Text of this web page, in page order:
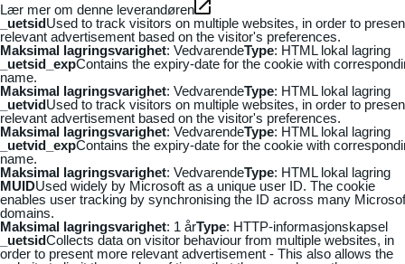
Lær mer om denne leverandøren
_uetsidUsed to track visitors on multiple websites, in order to
relevant advertisement based on the visitor's preferences.
Maksimal lagringsvarighet: VedvarendeType: HTML lokal lagring
_uetsid_expContains the expiry-date for the cookie with
name.
Maksimal lagringsvarighet: VedvarendeType: HTML lokal lagring
_uetvidUsed to track visitors on multiple websites, in order to
relevant advertisement based on the visitor's preferences.
Maksimal lagringsvarighet: VedvarendeType: HTML lokal lagring
_uetvid_expContains the expiry-date for the cookie with
name.
Maksimal lagringsvarighet: VedvarendeType: HTML lokal lagring
MUIDUsed widely by Microsoft as a unique user ID. The cookie
enables user tracking by synchronising the ID across many
domains.
Maksimal lagringsvarighet: 1 årType: HTTP-informasjonskapsel
_uetsidCollects data on visitor behaviour from multiple websites, in
order to present more relevant advertisement - This also allows the